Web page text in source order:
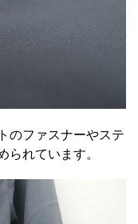
のファスナーやステ
れています。